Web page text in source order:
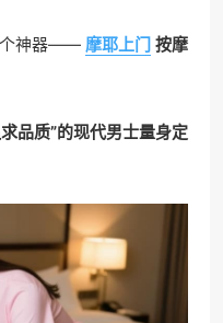
个神器—— 摩耶上门 按摩
品质”的现代男士量身定